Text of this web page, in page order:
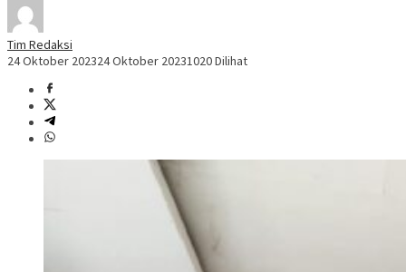
Tim Redaksi
24 Oktober 202324 Oktober 20231020 Dilihat